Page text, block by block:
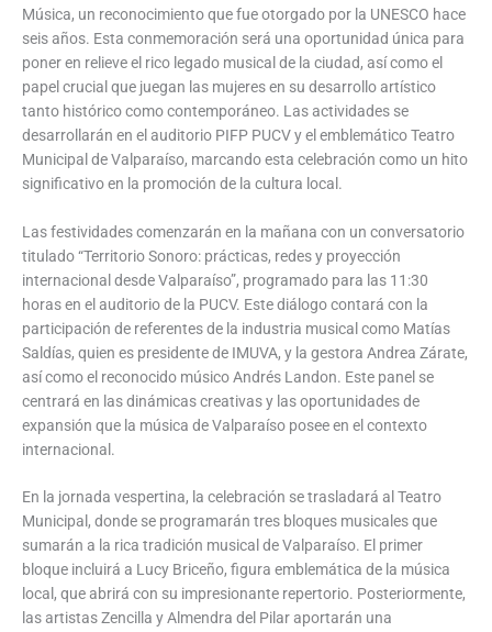
Música, un reconocimiento que fue otorgado por la UNESCO hace
seis años. Esta conmemoración será una oportunidad única para
poner en relieve el rico legado musical de la ciudad, así como el
papel crucial que juegan las mujeres en su desarrollo artístico
tanto histórico como contemporáneo. Las actividades se
desarrollarán en el auditorio PIFP PUCV y el emblemático Teatro
Municipal de Valparaíso, marcando esta celebración como un hito
significativo en la promoción de la cultura local.
Las festividades comenzarán en la mañana con un conversatorio
titulado “Territorio Sonoro: prácticas, redes y proyección
internacional desde Valparaíso”, programado para las 11:30
horas en el auditorio de la PUCV. Este diálogo contará con la
participación de referentes de la industria musical como Matías
Saldías, quien es presidente de IMUVA, y la gestora Andrea Zárate,
así como el reconocido músico Andrés Landon. Este panel se
centrará en las dinámicas creativas y las oportunidades de
expansión que la música de Valparaíso posee en el contexto
internacional.
En la jornada vespertina, la celebración se trasladará al Teatro
Municipal, donde se programarán tres bloques musicales que
sumarán a la rica tradición musical de Valparaíso. El primer
bloque incluirá a Lucy Briceño, figura emblemática de la música
local, que abrirá con su impresionante repertorio. Posteriormente,
las artistas Zencilla y Almendra del Pilar aportarán una